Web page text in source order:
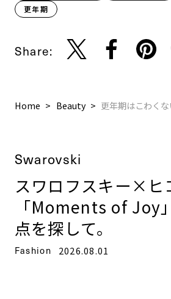
更年期
Share:
Home Beauty 更年期はこわく
Swarovski
スワロフスキー×ヒ
「Moments of Joy
点を探して。
Fashion 2026.08.01